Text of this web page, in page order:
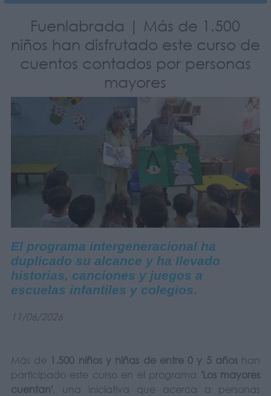
Fuenlabrada | Más de 1.500
niños han disfrutado este curso de
cuentos contados por personas
mayores
El programa intergeneracional ha
duplicado su alcance y ha llevado
historias, canciones y juegos a
escuelas infantiles y colegios.
11/06/2026
Más de 1.500 niños y niñas de entre 0 y 5 añoshan
participado este curso en el programa 'Los mayores
cuentan', una iniciativa que acerca a personas